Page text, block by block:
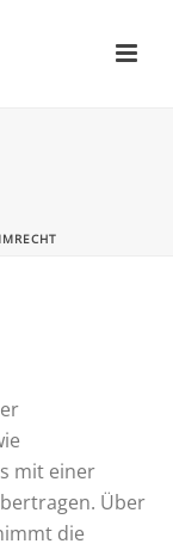
mit einer
Über
die